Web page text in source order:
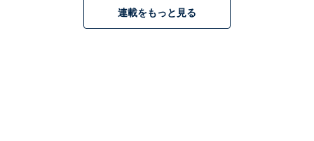
【メルカリのプロが解説】
連載をもっと見る